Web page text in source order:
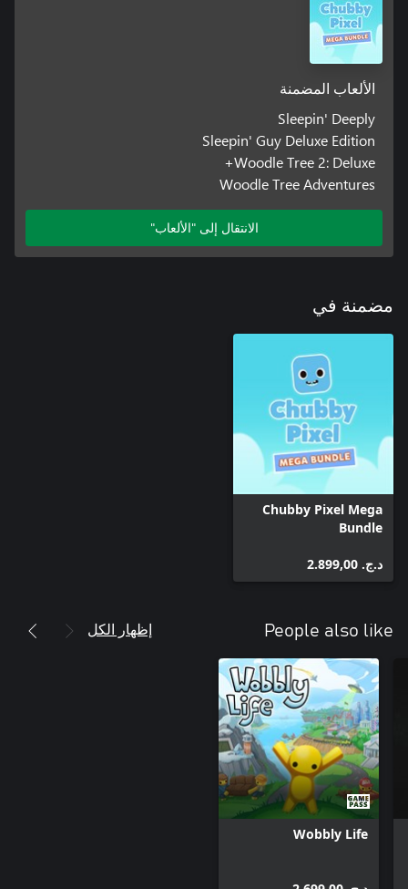
الألعاب المضمنة
Sleepin' Deeply
Sleepin' Guy Deluxe Edition
Woodle Tree 2: Deluxe+
Woodle Tree Adventures
الانتقال إلى "الألعاب"
مضمنة في
Chubby Pixel Mega
Bundle
د.ج.‏ 2.899,00
People also like إظهار الكل
Wobbly Life